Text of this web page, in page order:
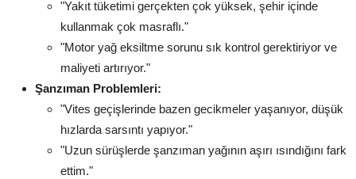
"Yakıt tüketimi gerçekten çok yüksek, şehir içinde
kullanmak çok masraflı."
"Motor yağ eksiltme sorunu sık kontrol gerektiriyor ve
maliyeti artırıyor."
Şanzıman Problemleri:
"Vites geçişlerinde bazen gecikmeler yaşanıyor, düşük
hızlarda sarsıntı yapıyor."
"Uzun sürüşlerde şanzıman yağının aşırı ısındığını fark
ettim."